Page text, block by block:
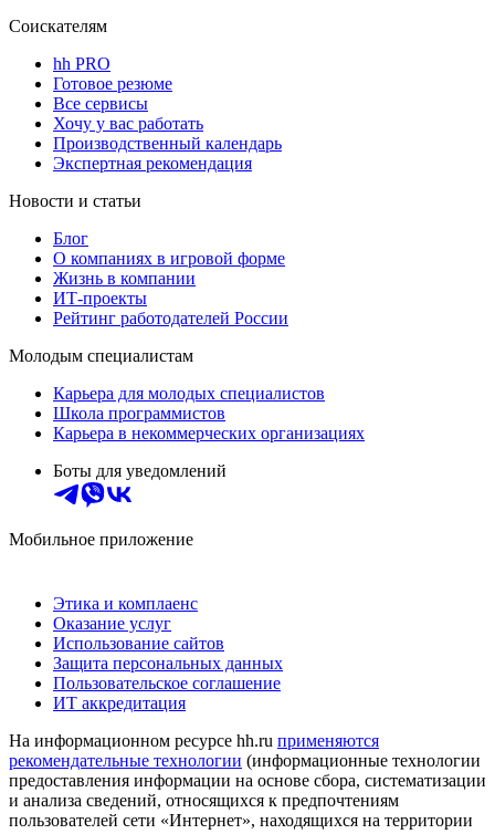
Соискателям
hh PRO
Готовое резюме
Все сервисы
Хочу у вас работать
Производственный календарь
Экспертная рекомендация
Новости и статьи
Блог
О компаниях в игровой форме
Жизнь в компании
ИТ-проекты
Рейтинг работодателей России
Молодым специалистам
Карьера для молодых специалистов
Школа программистов
Карьера в некоммерческих организациях
Боты для уведомлений
Мобильное приложение
Этика и комплаенс
Оказание услуг
Использование сайтов
Защита персональных данных
Пользовательское соглашение
ИТ аккредитация
На информационном ресурсе hh.ru применяются
рекомендательные технологии (информационные технологии
предоставления информации на основе сбора, систематизации
и анализа сведений, относящихся к предпочтениям
пользователей сети «Интернет», находящихся на территории